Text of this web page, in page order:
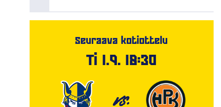
Seuraava kotiottelu
Ti 1.9. 18:30
VS.